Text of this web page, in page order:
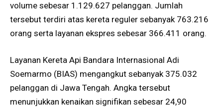
volume sebesar 1.129.627 pelanggan. Jumlah
tersebut terdiri atas kereta reguler sebanyak 763.216
orang serta layanan ekspres sebesar 366.411 orang.
Layanan Kereta Api Bandara Internasional Adi
Soemarmo (BIAS) mengangkut sebanyak 375.032
pelanggan di Jawa Tengah. Angka tersebut
menunjukkan kenaikan signifikan sebesar 24,90